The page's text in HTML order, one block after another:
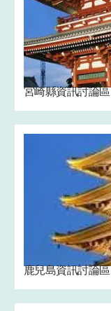
宮崎縣資訊討論區
鹿兒島資訊討論區